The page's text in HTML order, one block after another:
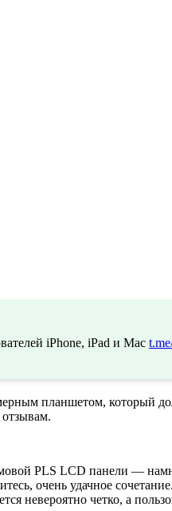
iPhone, iPad и Mac
планшетом, который
PLS LCD панели —
очень удачное
невероятно четко, а